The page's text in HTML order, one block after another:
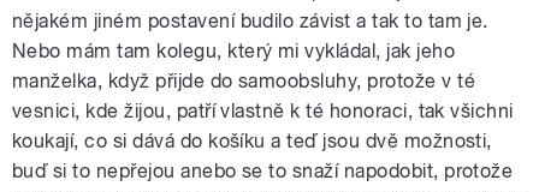
nějakém jiném postavení budilo závist a tak to tam je.
Nebo mám tam kolegu, který mi vykládal, jak jeho
manželka, když přijde do samoobsluhy, protože v té
vesnici, kde žijou, patří vlastně k té honoraci, tak všichni
koukají, co si dává do košíku a teď jsou dvě možnosti,
buď si to nepřejou anebo se to snaží napodobit, protože